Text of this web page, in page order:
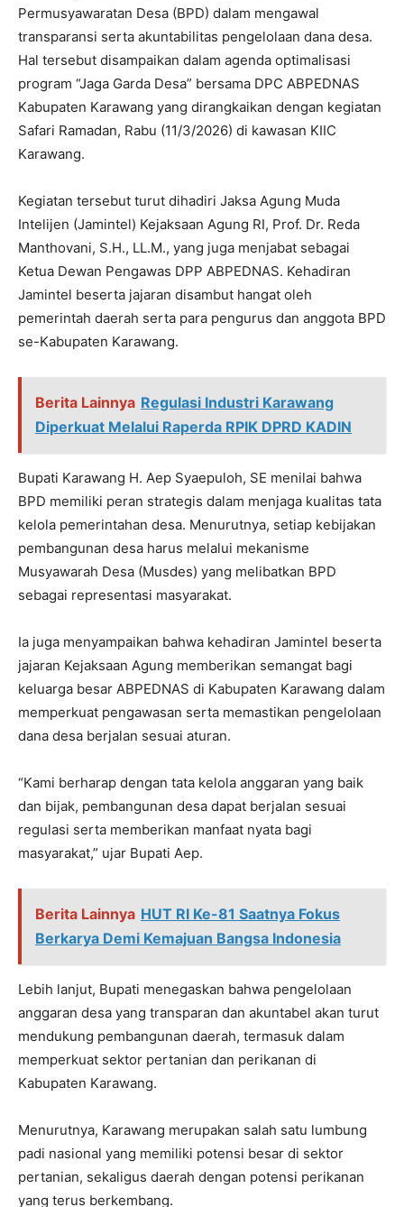
Permusyawaratan Desa (BPD) dalam mengawal
transparansi serta akuntabilitas pengelolaan dana desa.
Hal tersebut disampaikan dalam agenda optimalisasi
program “Jaga Garda Desa” bersama DPC ABPEDNAS
Kabupaten Karawang yang dirangkaikan dengan kegiatan
Safari Ramadan, Rabu (11/3/2026) di kawasan KIIC
Karawang.
Kegiatan tersebut turut dihadiri Jaksa Agung Muda
Intelijen (Jamintel) Kejaksaan Agung RI, Prof. Dr. Reda
Manthovani, S.H., LL.M., yang juga menjabat sebagai
Ketua Dewan Pengawas DPP ABPEDNAS. Kehadiran
Jamintel beserta jajaran disambut hangat oleh
pemerintah daerah serta para pengurus dan anggota BPD
se-Kabupaten Karawang.
Berita Lainnya Regulasi Industri Karawang
Diperkuat Melalui Raperda RPIK DPRD KADIN
Bupati Karawang H. Aep Syaepuloh, SE menilai bahwa
BPD memiliki peran strategis dalam menjaga kualitas tata
kelola pemerintahan desa. Menurutnya, setiap kebijakan
pembangunan desa harus melalui mekanisme
Musyawarah Desa (Musdes) yang melibatkan BPD
sebagai representasi masyarakat.
Ia juga menyampaikan bahwa kehadiran Jamintel beserta
jajaran Kejaksaan Agung memberikan semangat bagi
keluarga besar ABPEDNAS di Kabupaten Karawang dalam
memperkuat pengawasan serta memastikan pengelolaan
dana desa berjalan sesuai aturan.
“Kami berharap dengan tata kelola anggaran yang baik
dan bijak, pembangunan desa dapat berjalan sesuai
regulasi serta memberikan manfaat nyata bagi
masyarakat,” ujar Bupati Aep.
Berita Lainnya HUT RI Ke-81 Saatnya Fokus
Berkarya Demi Kemajuan Bangsa Indonesia
Lebih lanjut, Bupati menegaskan bahwa pengelolaan
anggaran desa yang transparan dan akuntabel akan turut
mendukung pembangunan daerah, termasuk dalam
memperkuat sektor pertanian dan perikanan di
Kabupaten Karawang.
Menurutnya, Karawang merupakan salah satu lumbung
padi nasional yang memiliki potensi besar di sektor
pertanian, sekaligus daerah dengan potensi perikanan
yang terus berkembang.